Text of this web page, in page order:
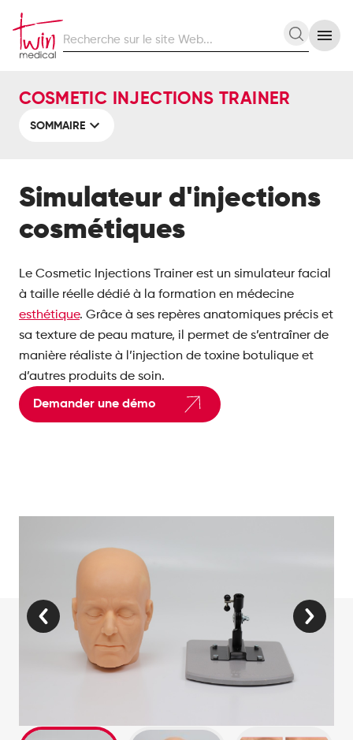
sur
Web
COSMETIC INJECTIONS TRAINER
SOMMAIRE
Simulateur d'injections
cosmétiques
Le Cosmetic Injections Trainer est un simulateur facial
à taille réelle dédié à la formation en médecine
esthétique. Grâce à ses repères anatomiques précis et
sa texture de peau mature, il permet de s’entraîner de
manière réaliste à l’injection de toxine botulique et
d’autres produits de soin.
Demander une démo